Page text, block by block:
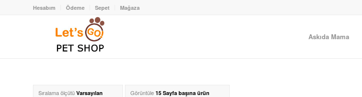
Hesabım Ödeme Sepet Mağaza
Askıda Mama
Sıralama ölçütü Varsayılan Görüntüle 15 Sayfa başına ürün